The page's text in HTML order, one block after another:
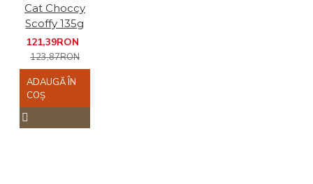
Cat Choccy
Scoffy 135g
121,39RON
123,87RON
ADAUGĂ ÎN
COŞ